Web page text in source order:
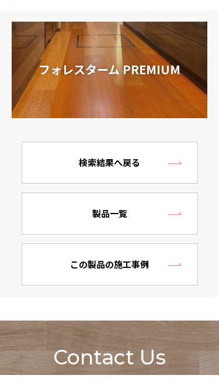
フォレスターム PREMIUM
検索結果へ戻る
製品一覧
この製品の施工事例
Contact Us